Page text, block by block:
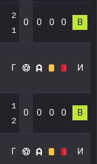
2
1
0 0 0 0 В
Г И
1
2
0 0 0 0 В
Г И